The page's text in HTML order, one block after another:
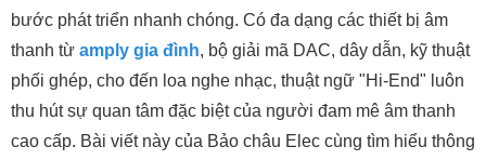
Dàn âm thanh Hi-end hoàn chỉnh gồm những
thiết bị nào?
1. Nguồn Phát (Source):
2. Amply Khuếch Đại (Amplifier):
3. Loa Nghe Nhạc Hi-End (Hi-End
bước phát triển nhanh chóng. Có đa dạng các thiết bị âm
thanh từ amply gia đình, bộ giải mã DAC, dây dẫn, kỹ thuật
phối ghép, cho đến loa nghe nhạc, thuật ngữ "Hi-End" luôn
thu hút sự quan tâm đặc biệt của người đam mê âm thanh
cao cấp. Bài viết này của Bảo châu Elec cùng tìm hiểu thông